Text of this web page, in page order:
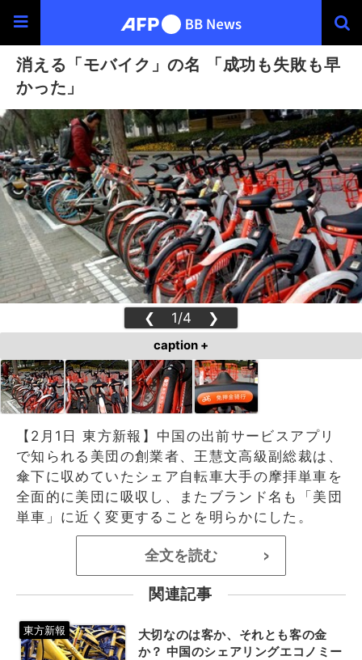
消える「モバイク」の名 「成功も失敗も早
かった」
❮ 1/4 ❯
caption +
【2月1日 東方新報】中国の出前サービスアプリ
で知られる美団の創業者、王慧文高級副総裁は、
傘下に収めていたシェア自転車大手の摩拝単車を
全面的に美団に吸収し、またブランド名も「美団
単車」に近く変更することを明らかにした。
全文を読む >
関連記事
大切なのは客か、それとも客の金
か？ 中国のシェアリングエコノミー